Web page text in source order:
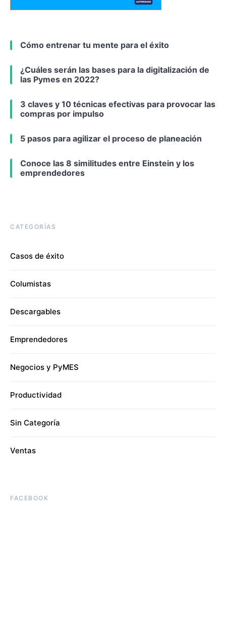
Cómo entrenar tu mente para el éxito
¿Cuáles serán las bases para la digitalización de
las Pymes en 2022?
3 claves y 10 técnicas efectivas para provocar las
compras por impulso
5 pasos para agilizar el proceso de planeación
Conoce las 8 similitudes entre Einstein y los
emprendedores
CATEGORÍAS
Casos de éxito
Columistas
Descargables
Emprendedores
Negocios y PyMES
Productividad
Sin Categoría
Ventas
FACEBOOK